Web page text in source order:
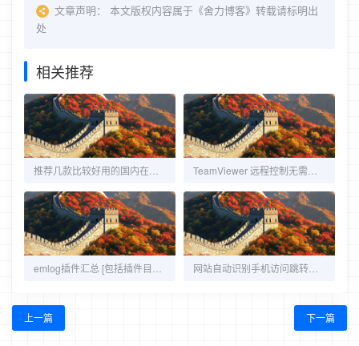
文章声明：
本文版权内容属于《舍力博客》转载请标明出
处
相关推荐
上一篇 下一篇